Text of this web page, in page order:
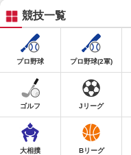
競技一覧
プロ野球 プロ野球(2軍)
ゴルフ Jリーグ
大相撲 Bリーグ